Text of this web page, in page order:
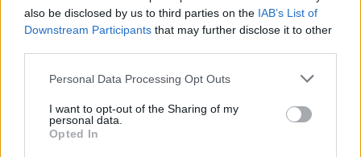
also be disclosed by us to third parties on the IAB’s List of
Downstream Participants that may further disclose it to other
Personal Data Processing Opt Outs
I want to opt-out of the Sharing of my
personal data.
Opted In
Žinios | Lietuvos diena
00:00:57
Savaitės vidurys nusimato karštas: temperatūra kils iki
32 laipsnių šilumos
Žinios | Orai